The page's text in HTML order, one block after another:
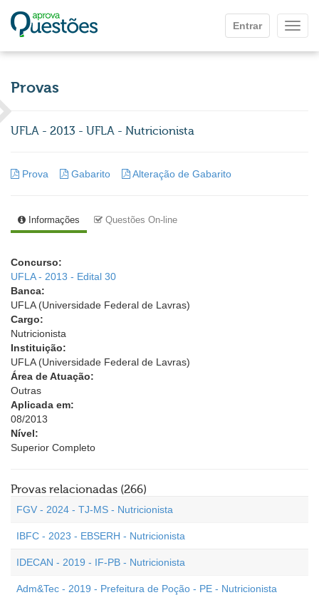
Entrar
Provas
UFLA - 2013 - UFLA - Nutricionista
Prova Gabarito Alteração de Gabarito
Informações Questões On-line
Concurso:
UFLA - 2013 - Edital 30
Banca:
UFLA (Universidade Federal de Lavras)
Cargo:
Nutricionista
Instituição:
UFLA (Universidade Federal de Lavras)
Área de Atuação:
Outras
Aplicada em:
08/2013
Nível:
Superior Completo
Provas relacionadas (266)
FGV - 2024 - TJ-MS - Nutricionista
IBFC - 2023 - EBSERH - Nutricionista
IDECAN - 2019 - IF-PB - Nutricionista
Adm&Tec - 2019 - Prefeitura de Poção - PE - Nutricionista